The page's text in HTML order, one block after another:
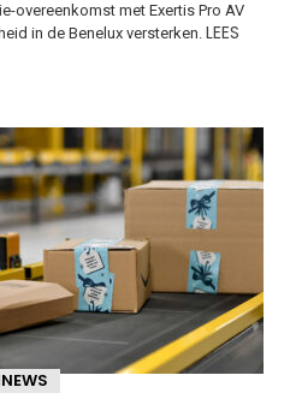
overeenkomst met Exertis Pro AV
in de Benelux versterken. LEES